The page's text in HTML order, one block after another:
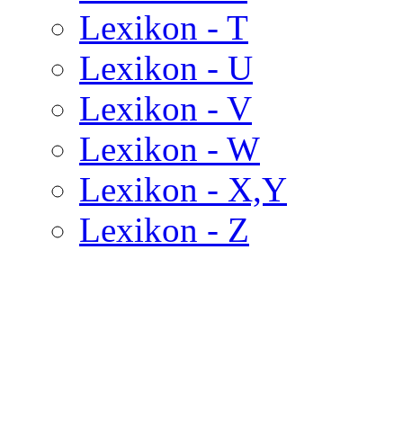
Lexikon - T
Lexikon - U
Lexikon - V
Lexikon - W
Lexikon - X,Y
Lexikon - Z